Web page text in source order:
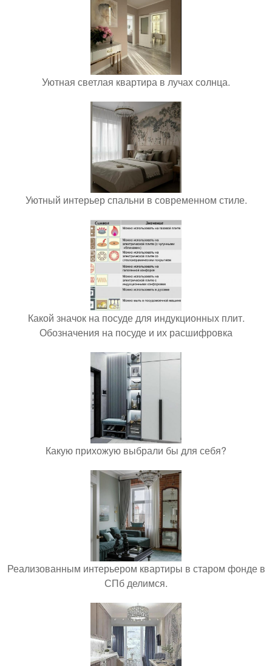
Уютная светлая квартира в лучах солнца.
Уютный интерьер спальни в современном стиле.
Какой значок на посуде для индукционных плит.
Обозначения на посуде и их расшифровка
Какую прихожую выбрали бы для себя?
Реализованным интерьером квартиры в старом фонде в
СПб делимся.